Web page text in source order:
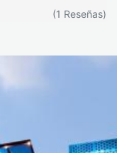
(1 Reseñas)